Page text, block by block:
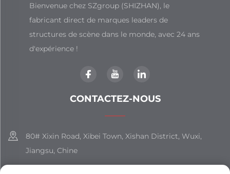
Bienvenue chez SZgroup (SHIZHAN), le
fabricant direct de marques leaders de
structures de scène dans le monde, avec 24 ans
d'expérience !
CONTACTEZ-NOUS
80# Xixin Road, Xibei Town, Xishan District, Wuxi,
Jiangsu, Chine